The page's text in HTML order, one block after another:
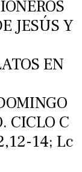
JESÚS Y
EN
CICLO C
14; Lc